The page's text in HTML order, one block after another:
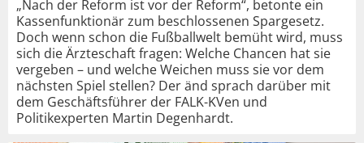
„Nach der Reform ist vor der Reform“, betonte ein
Kassenfunktionär zum beschlossenen Spargesetz.
Doch wenn schon die Fußballwelt bemüht wird, muss
sich die Ärzteschaft fragen: Welche Chancen hat sie
vergeben – und welche Weichen muss sie vor dem
nächsten Spiel stellen? Der änd sprach darüber mit
dem Geschäftsführer der FALK-KVen und
Politikexperten Martin Degenhardt.